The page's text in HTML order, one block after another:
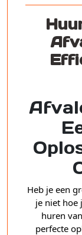
Heb je een
je niet hoe
huren
perfecte